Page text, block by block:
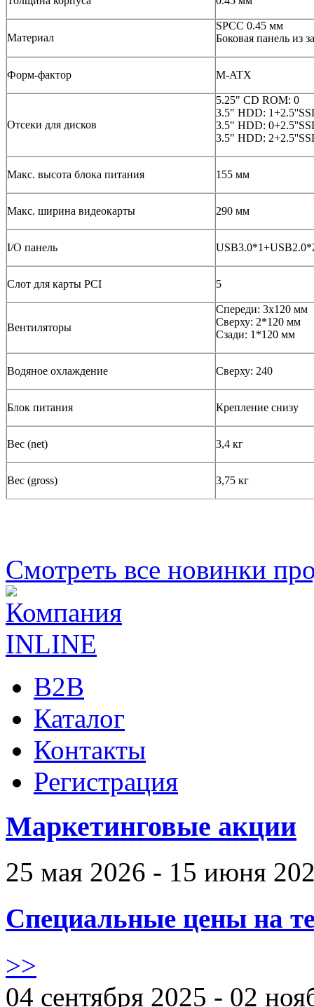
Материал
SPCC 0.45 мм
Боковая панель из
Форм-фактор M-ATX
Отсеки для дисков
5.25" CD ROM: 0
3.5" HDD:
3.5" HDD:
3.5" HDD:
Макс. высота блока питания 155 мм
Макс. ширина видеокарты 290 мм
I/O панель
Слот для карты PCI 5
Вентиляторы
Спереди: 3х120 мм
Сверху: 2*120 мм
Сзади: 1*120 мм
Водяное охлаждение Сверху: 240
Блок питания Крепление снизу
Вес (net) 3,4 кг
Вес (gross) 3,75 кг
Смотреть все новинки
B2B
Каталог
Контакты
Регистрация
Маркетинговые акции
25 мая 2026 - 15 июня
Специальные цены на
>>
04 сентября 2025 - 02